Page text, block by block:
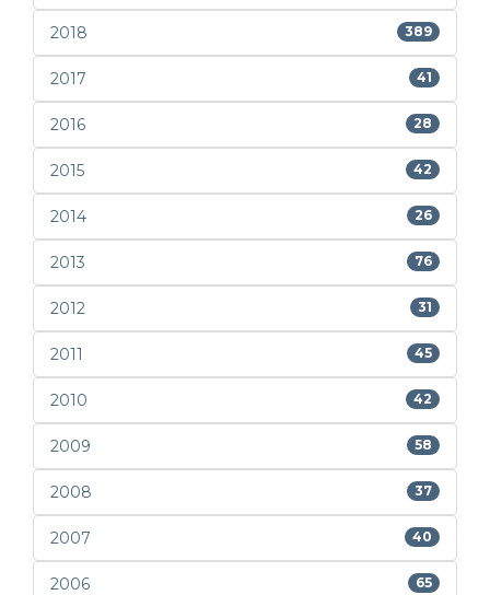
2018 389
2017 41
2016 28
2015 42
2014 26
2013 76
2012 31
2011 45
2010 42
2009 58
2008 37
2007 40
2006 65